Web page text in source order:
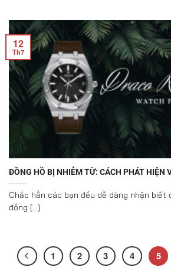
ĐỒNG HỒ BỊ NHIỄM TỪ: CÁCH PHÁT HIỆN
Chắc hẳn các bạn đều dễ dàng nhận
đồng [...]
12
Th7
1 2 3 4 5